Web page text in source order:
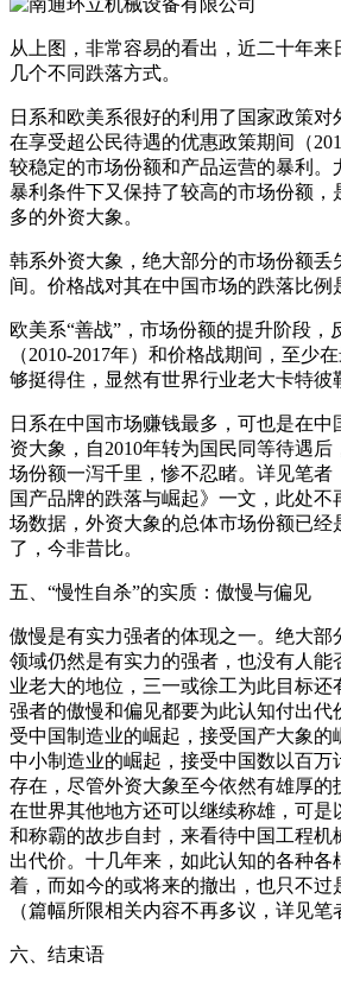
从上图，非常容易的看出，近二十年来
几个不同跌落方式。
日系和欧美系很好的利用了国家政策对
在享受超公民待遇的优惠政策期间（
较稳定的市场份额和产品运营的暴利。
暴利条件下又保持了较高的市场份额，
多的外资大象。
韩系外资大象，绝大部分的市场份额丢
间。价格战对其在中国市场的跌落比例
欧美系“善战”，市场份额的提升阶段，
（2010-2017年）和价格战期间，至少
够挺得住，显然有世界行业老大卡特彼
日系在中国市场赚钱最多，可也是在中
资大象，自2010年转为国民同等待遇
场份额一泻千里，惨不忍睹。详见笔者
国产品牌的跌落与崛起》一文，此处不
场数据，外资大象的总体市场份额已经
了，今非昔比。
五、“慢性自杀”的实质：傲慢与偏见
傲慢是有实力强者的体现之一。绝大部
领域仍然是有实力的强者，也没有人能
业老大的地位，三一或徐工为此目标还
强者的傲慢和偏见都要为此认知付出代
受中国制造业的崛起，接受国产大象的
中小制造业的崛起，接受中国数以百万
存在，尽管外资大象至今依然有雄厚的
在世界其他地方还可以继续称雄，可是
和称霸的故步自封，来看待中国工程机
出代价。十几年来，如此认知的各种各
着，而如今的或将来的撤出，也只不过
（篇幅所限相关内容不再多议，详见笔
六、结束语